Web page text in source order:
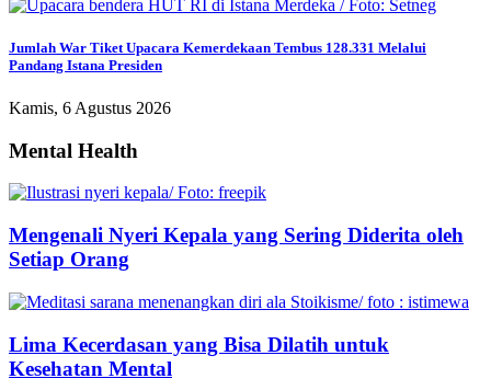
Jumlah War Tiket Upacara Kemerdekaan Tembus 128.331 Melalui
Pandang Istana Presiden
Kamis, 6 Agustus 2026
Mental Health
Mengenali Nyeri Kepala yang Sering Diderita oleh
Setiap Orang
Lima Kecerdasan yang Bisa Dilatih untuk
Kesehatan Mental